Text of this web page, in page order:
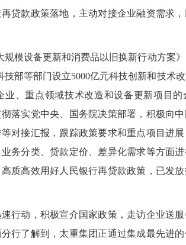
贷款政策落地，主动对接企业融资需求
模设备更新和消费品以旧换新行动方案》
部等部门设立5000亿元科技创新和技术
、重点领域技术改造和设备更新项目的
落实党中央、国务院决策部署，积极向
对接汇报，跟踪政策要求和重点项目进
务分类、贷款定价、差异化需求等方面
质高效用好人民银行再贷款政策，已发
动，积极宣介国家政策，走访企业送服
行了解到，太重集团正通过集成最先进